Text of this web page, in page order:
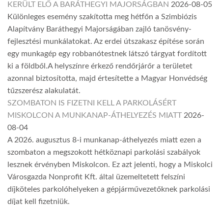
KERÜLT ELŐ A BARÁTHEGYI MAJORSÁGBAN 2026-08-05
Különleges esemény szakította meg hétfőn a Szimbiózis
Alapítvány Baráthegyi Majorságában zajló tanösvény-
fejlesztési munkálatokat. Az erdei útszakasz építése során
egy munkagép egy robbanótestnek látszó tárgyat fordított
ki a földből.A helyszínre érkező rendőrjárőr a területet
azonnal biztosította, majd értesítette a Magyar Honvédség
tűzszerész alakulatát.
SZOMBATON IS FIZETNI KELL A PARKOLÁSÉRT
MISKOLCON A MUNKANAP-ÁTHELYEZÉS MIATT 2026-
08-04
A 2026. augusztus 8-i munkanap-áthelyezés miatt ezen a
szombaton a megszokott hétköznapi parkolási szabályok
lesznek érvényben Miskolcon. Ez azt jelenti, hogy a Miskolci
Városgazda Nonprofit Kft. által üzemeltetett felszíni
díjköteles parkolóhelyeken a gépjárművezetőknek parkolási
díjat kell fizetniük.